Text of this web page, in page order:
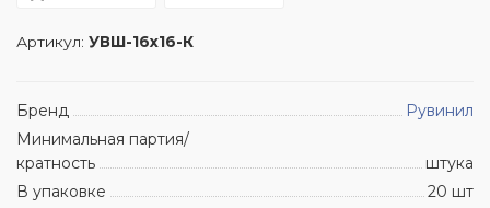
Артикул: УВШ-16х16-К
Бренд
Рувинил
Минимальная партия/
кратность
штука
В упаковке
20 шт